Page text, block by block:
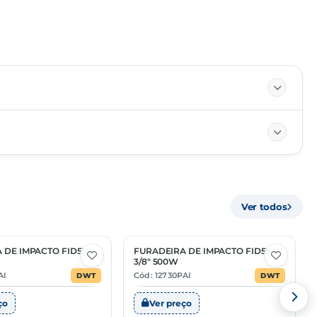
—
Ver todos
DE IMPACTO FID550
DWT
1 Opção
FURADEIRA DE IMPACTO FID595N
3/8" 500W
Cód: 12730PAI DWT
Ver preço